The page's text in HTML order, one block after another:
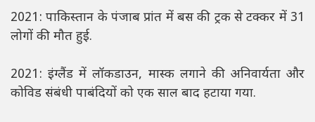
2021: पाकिस्तान के पंजाब प्रांत में बस की ट्रक से टक्कर में 31
लोगों की मौत हुई.
2021: इंग्लैंड में लॉकडाउन, मास्क लगाने की अनिवार्यता और
कोविड संबंधी पाबंदियों को एक साल बाद हटाया गया.